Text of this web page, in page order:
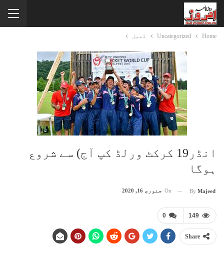
Home
Uncategorized کھیل
انڈر19 کرکٹ ورلڈ کپ آج) سے شروع
ہوگا
By Majeed
On جنوری 16, 2020
0 149
Share